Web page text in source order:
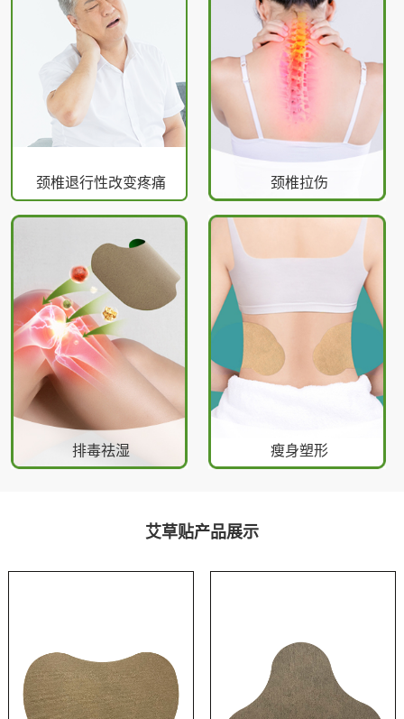
颈椎退行性改变疼痛 颈椎拉伤
排毒祛湿 瘦身塑形
艾草贴产品展示